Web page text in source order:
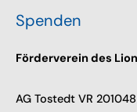
Spenden
Förderverein des
AG Tostedt VR 201048